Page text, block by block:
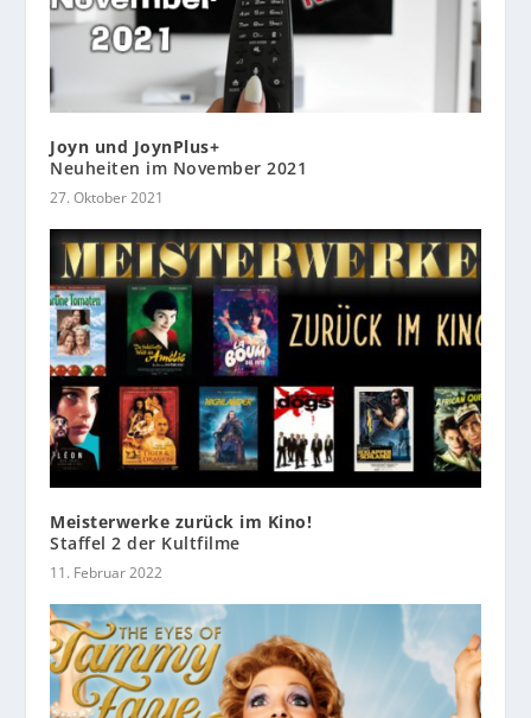
Joyn und JoynPlus+
Neuheiten im November 2021
27. Oktober 2021
Meisterwerke zurück im Kino!
Staffel 2 der Kultfilme
11. Februar 2022